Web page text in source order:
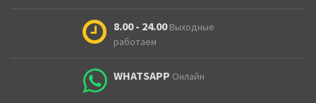
8.00 - 24.00 Выходные
работаем
WHATSAPP Онлайн